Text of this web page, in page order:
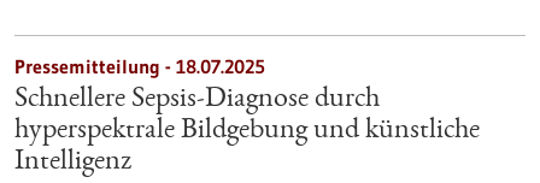
Pressemitteilung - 18.07.2025
Schnellere Sepsis-Diagnose durch
hyperspektrale Bildgebung und künstliche
Intelligenz